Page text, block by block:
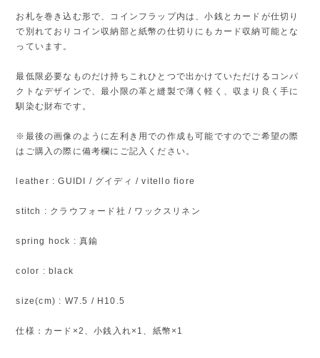
お札を巻き込む形で、コインフラップ内は、小銭とカードが仕切り
で別れておりコイン収納部と紙幣の仕切りにもカード収納可能とな
っています。
最低限必要なものだけ持ちこれひとつで出かけていただけるコンパ
クトなデザインで、最小限の革と縫製で薄く軽く、収まり良く手に
馴染む財布です。
※最後の画像のように左利き用での作成も可能ですのでご希望の際
はご購入の際に備考欄にご記入ください。
leather : GUIDI / グイディ / vitello fiore
stitch : クラウフォード社 / ワックスリネン
spring hock : 真鍮
color : black
size(cm) : W7.5 / H10.5
仕様：カード×2、小銭入れ×1、紙幣×1